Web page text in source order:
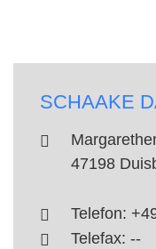
SCHAAKE
47198
Telefon:
Telefax: --